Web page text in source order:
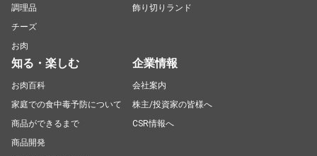
調理品
チーズ
お肉
飾り切りランド
知る・楽しむ
お肉百科
家庭での食中毒予防について
商品ができるまで
商品開発
企業情報
会社案内
株主/投資家の皆様へ
CSR情報へ